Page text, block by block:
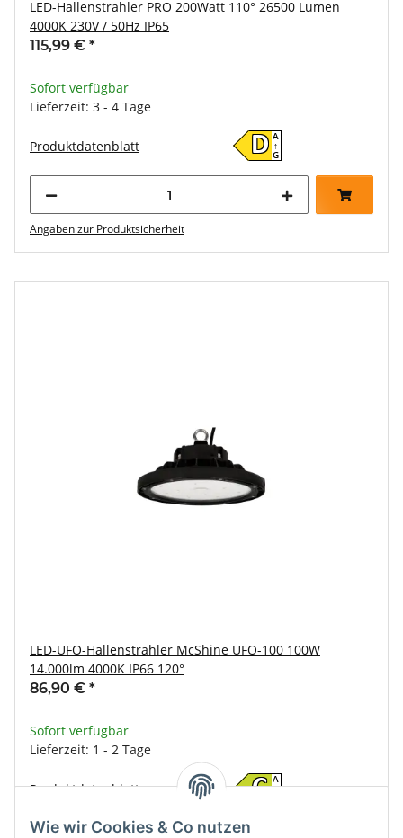
Wie wir Cookies & Co nutzen
LED-Hallenstrahler PRO 200Watt 110° 26500 Lumen
4000K 230V / 50Hz IP65
115,99 € *
Sofort verfügbar
Lieferzeit: 3 - 4 Tage
Produktdatenblatt D A
↑
G
Angaben zur Produktsicherheit
LED-UFO-Hallenstrahler McShine UFO-100 100W
14.000lm 4000K IP66 120°
86,90 € *
Sofort verfügbar
Lieferzeit: 1 - 2 Tage
Produktdatenblatt C A
↑